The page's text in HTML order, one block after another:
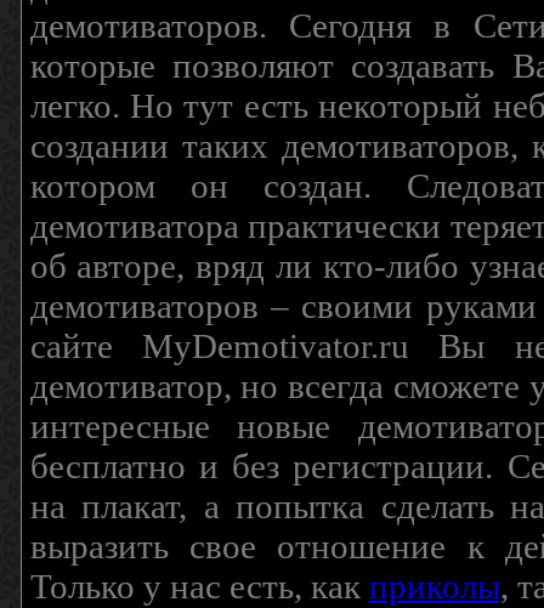
демотиваторов. Сегодня в
которые позволяют создавать
легко. Но тут есть некоторый
создании таких
котором он создан.
демотиватора практически
об авторе, вряд ли кто-либо
демотиваторов – своими
сайте MyDemotivator.ru Вы
демотиватор, но всегда сможете
интересные новые
бесплатно и без регистрации.
на плакат, а попытка
выразить свое отношение к
Только у нас есть, как приколы,